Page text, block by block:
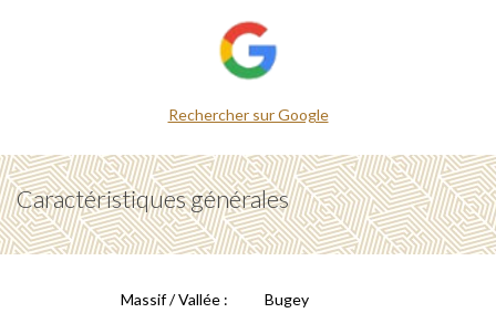
Rechercher sur Google
Caractéristiques générales
Massif / Vallée :
Bugey